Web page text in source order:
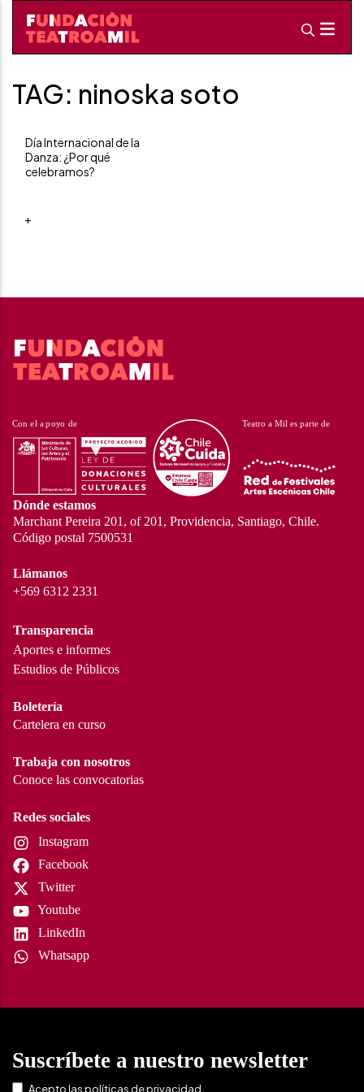
TAG: ninoska soto
Día Internacional de la
Danza: ¿Por qué
celebramos?
+
Dónde estamos
Marchant Pereira 201, of 201, Providencia, Santiago, Chile.
Código postal 7500531
Llámanos
+569 6312 2331
Transparencia
Aportes e informes
Estudios de Públicos
Boletería
Cartelera en curso
Trabaja con nosotros
Conoce las convocatorias
Redes sociales
Instagram
Facebook
Twitter
Youtube
LinkedIn
Whatsapp
Suscríbete a nuestro newsletter
Acepto laspolíticas de privacidad.